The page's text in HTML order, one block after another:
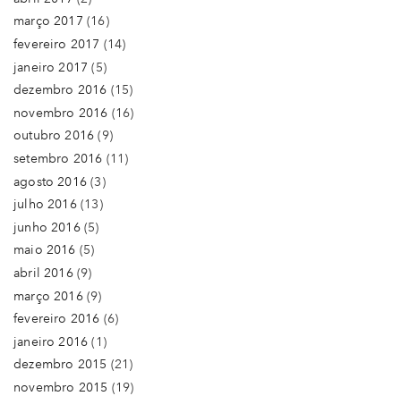
março 2017 (16)
fevereiro 2017 (14)
janeiro 2017 (5)
dezembro 2016 (15)
novembro 2016 (16)
outubro 2016 (9)
setembro 2016 (11)
agosto 2016(3)
julho 2016(13)
junho 2016(5)
maio 2016 (5)
abril 2016(9)
março 2016(9)
fevereiro 2016 (6)
janeiro 2016 (1)
dezembro 2015 (21)
novembro 2015 (19)